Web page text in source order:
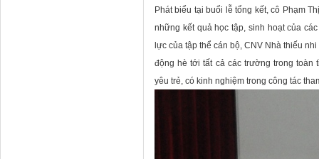
Phát biểu tại buổi lễ tổng kết,cô Phạm
những kết quả học tập, sinh hoạt của
lực của tập thể cán bộ, CNV Nhà thiếu nhi
động hè tới tất cả các trường trong toàn
yêu trẻ, có kinh nghiệm trong công tác